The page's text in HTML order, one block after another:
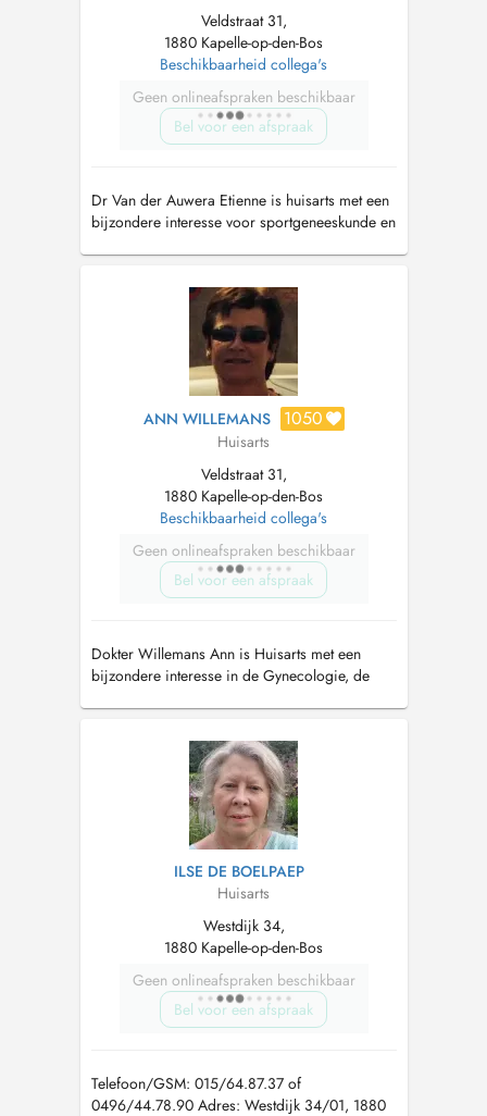
Veldstraat 31,
1880 Kapelle-op-den-Bos
Beschikbaarheid collega's
Geen onlineafspraken beschikbaar
Bel voor een afspraak
Dr Van der Auwera Etienne is huisarts met een
bijzondere interesse voor sportgeneeskunde en
ANN WILLEMANS 1050
Huisarts
Veldstraat 31,
1880 Kapelle-op-den-Bos
Beschikbaarheid collega's
Geen onlineafspraken beschikbaar
Bel voor een afspraak
Dokter Willemans Ann is Huisarts met een
bijzondere interesse in de Gynecologie, de
ILSE DE BOELPAEP
Huisarts
Westdijk 34,
1880 Kapelle-op-den-Bos
Geen onlineafspraken beschikbaar
Bel voor een afspraak
Telefoon/GSM: 015/64.87.37 of
0496/44.78.90 Adres: Westdijk 34/01, 1880